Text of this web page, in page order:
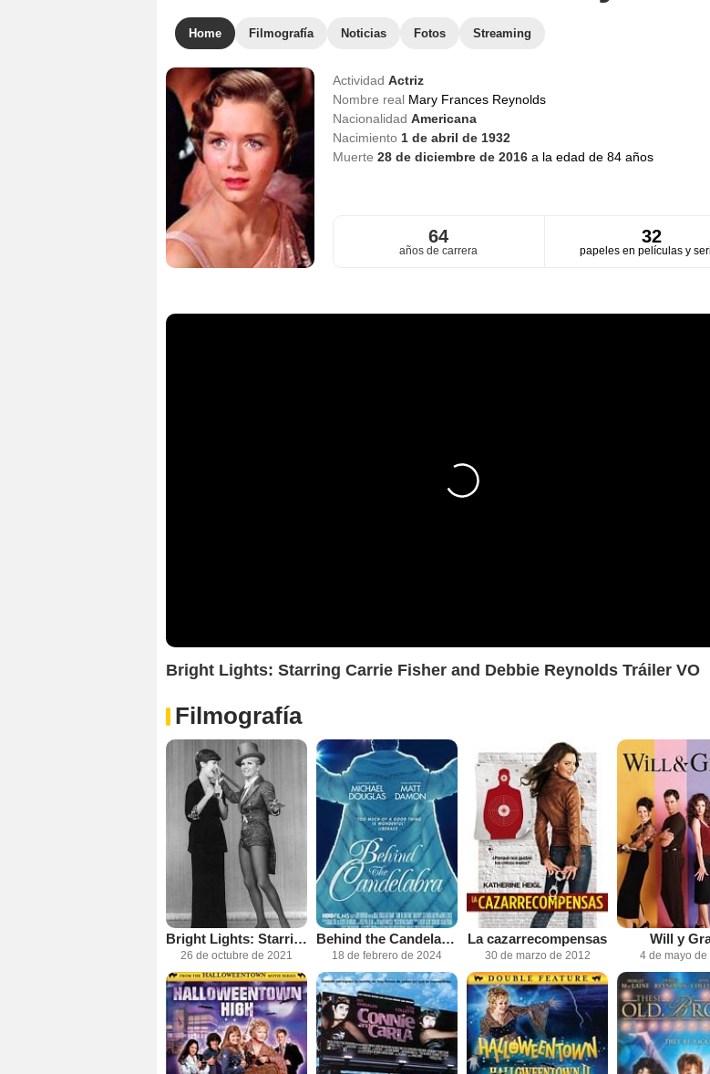
Home Filmografía Noticias Fotos Streaming
Actividad Actriz
Nombre real Mary Frances Reynolds
Nacionalidad Americana
Nacimiento 1 de abril de 1932
Muerte 28 de diciembre de 2016 a la edad de 84 años
64
años de carrera
32
papeles en películas y
Bright Lights: Starring Carrie Fisher and Debbie Reynolds Tráiler VO
Filmografía
Bright Lights: Starring Carrie Fisher and Debbie Reynolds
26 de octubre de 2021
Behind the Candelabra
18 de febrero de 2024
La cazarrecompensas
30 de marzo de 2012
Will y
4 de mayo de